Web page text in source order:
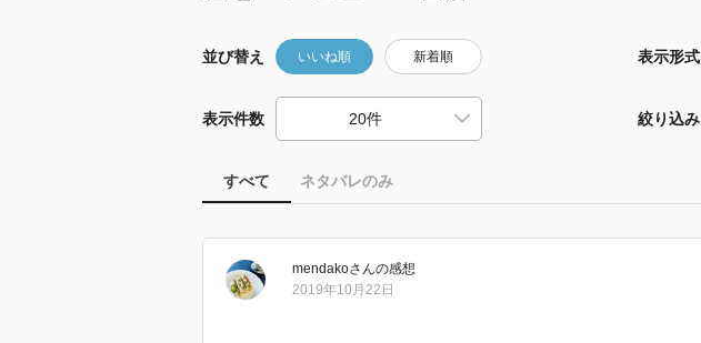
並び替え いいね順 新着順 表示形式
表示件数 絞り込み
すべて ネタバレのみ
mendakoさんの感想
2019年10月22日